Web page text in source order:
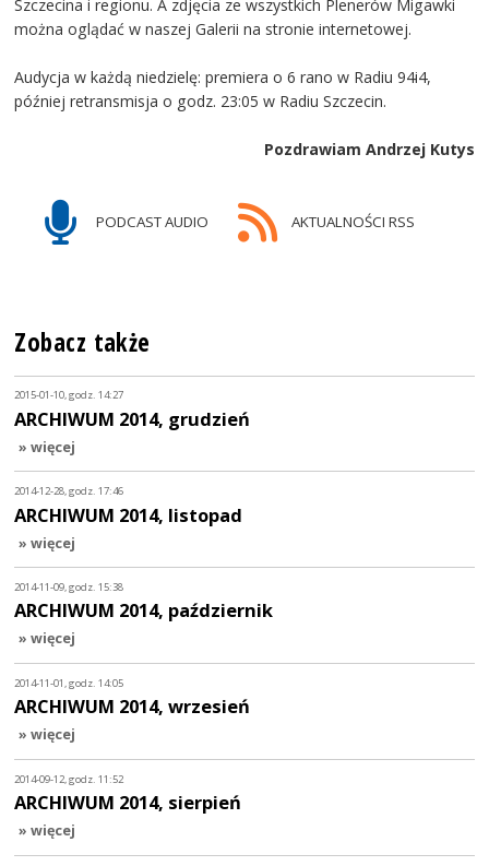
Szczecina i regionu. A zdjęcia ze wszystkich Plenerów Migawki
można oglądać w naszej Galerii na stronie internetowej.
Audycja w każdą niedzielę: premiera o 6 rano w Radiu 94i4,
później retransmisja o godz. 23:05 w Radiu Szczecin.
Pozdrawiam Andrzej Kutys
PODCAST AUDIO AKTUALNOŚCI RSS
Zobacz także
2015-01-10, godz. 14:27
ARCHIWUM 2014, grudzień
» więcej
2014-12-28, godz. 17:46
ARCHIWUM 2014, listopad
» więcej
2014-11-09, godz. 15:38
ARCHIWUM 2014, październik
» więcej
2014-11-01, godz. 14:05
ARCHIWUM 2014, wrzesień
» więcej
2014-09-12, godz. 11:52
ARCHIWUM 2014, sierpień
» więcej